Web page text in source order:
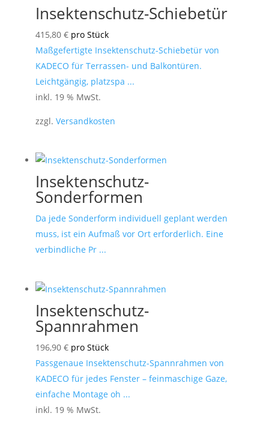
Insektenschutz-Schiebetür
415,80 € pro Stück
Maßgefertigte Insektenschutz-Schiebetür von
KADECO für Terrassen- und Balkontüren.
Leichtgängig, platzspa ...
inkl. 19 % MwSt.
zzgl. Versandkosten
Insektenschutz-
Sonderformen
Da jede Sonderform individuell geplant werden
muss, ist ein Aufmaß vor Ort erforderlich. Eine
verbindliche Pr ...
Insektenschutz-
Spannrahmen
196,90 € pro Stück
Passgenaue Insektenschutz-Spannrahmen von
KADECO für jedes Fenster – feinmaschige Gaze,
einfache Montage oh ...
inkl. 19 % MwSt.